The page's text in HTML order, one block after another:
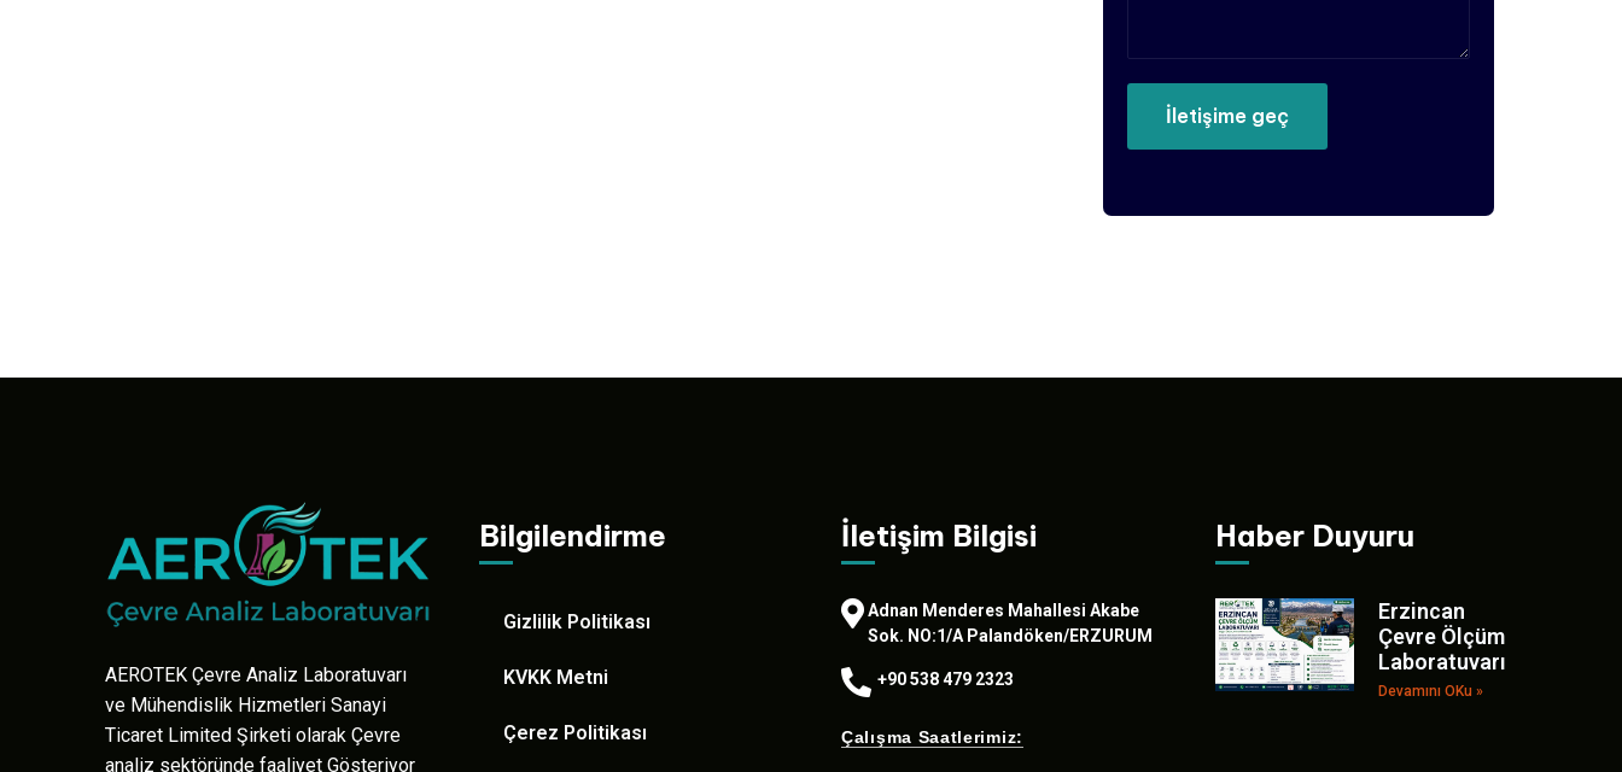
AEROTEK Çevre Analiz Laboratuvarı
ve Mühendislik Hizmetleri Sanayi
Ticaret Limited Şirketi olarak Çevre
analiz sektöründe faaliyet Gösteriyor
Bilgilendirme
Gizlilik Politikası
KVKK Metni
Çerez Politikası
İletişim Bilgisi
Adnan Menderes Mahallesi Akabe
Sok. NO:1/A Palandöken/ERZURUM
+90 538 479 2323
Çalışma Saatlerimiz:
Haber Duyuru
Erzincan
Çevre Ölçüm
Laboratuvarı
Devamını OKu »